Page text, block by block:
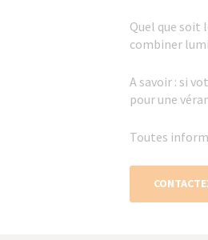
Quel que soit
combiner
A savoir : si
pour une
Toutes